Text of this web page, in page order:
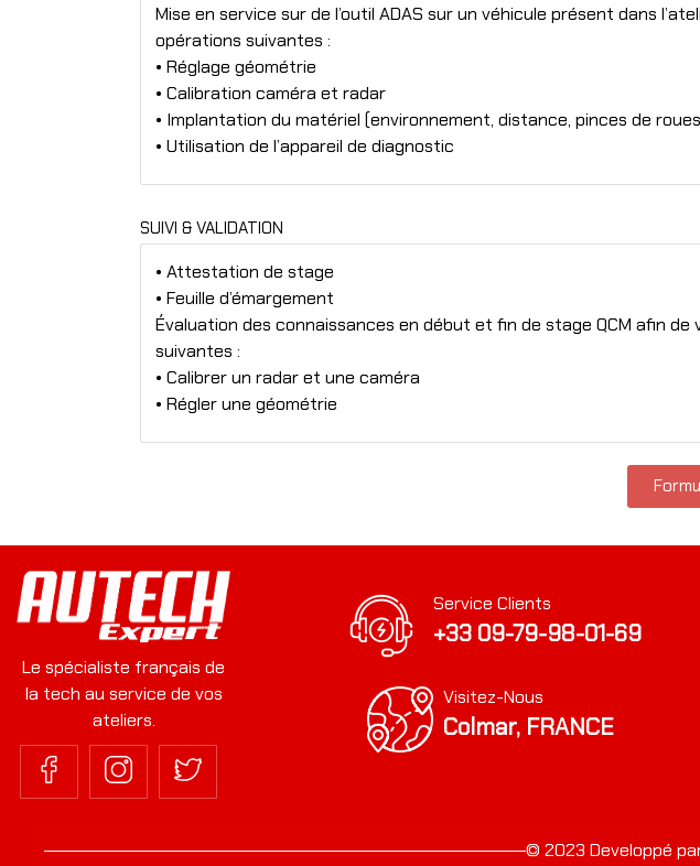
Mise en service sur de l’outil ADAS sur un véhicule présent dans
opérations suivantes :
• Réglage géométrie
• Calibration caméra et radar
• Implantation du matériel (environnement, distance, pinces de
• Utilisation de l’appareil de diagnostic
SUIVI & VALIDATION
• Attestation de stage
• Feuille d’émargement
Évaluation des connaissances en début et fin de stage QCM afin de
suivantes :
• Calibrer un radar et une caméra
• Régler une géométrie
Le spécialiste français de
la tech au service de vos
ateliers.
Service Clients
+33 09-79-98-01-69
Visitez-Nous
Colmar, FRANCE
© 2023 Developpé